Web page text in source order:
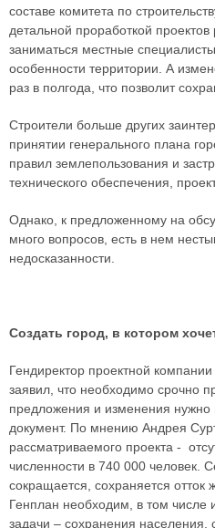
составе комитета по
детальной проработкой проектов
заниматься местные
особенности территории. А
раз в полгода, что позволит
Строители больше других
принятии генерального плана
правил землепользования и
технического обеспечения,
Однако, к предложенному на
много вопросов, есть в нем
недосказанности.
Создать город, в котором
Гендиректор проектной
заявил, что необходимо срочно
предложения и изменения нужно
документ. По мнению Андрея
рассматриваемого проекта -
численности в 740 000 человек.
сокращается, сохраняется отток
Генплан необходим, в том числе
задачи – сохранения населения,